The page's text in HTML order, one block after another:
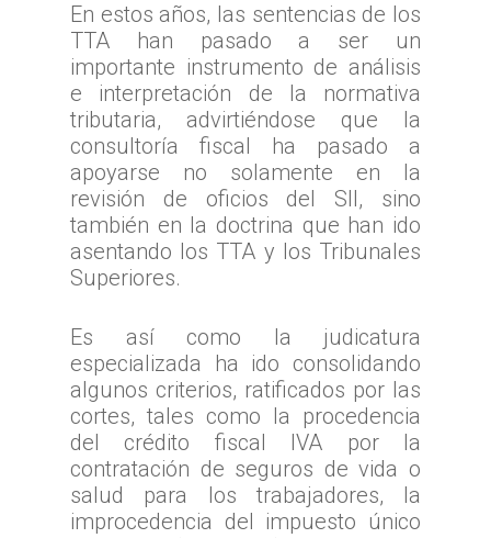
En estos años, las sentencias de los
TTA han pasado a ser un
importante instrumento de análisis
e interpretación de la normativa
tributaria, advirtiéndose que la
consultoría fiscal ha pasado a
apoyarse no solamente en la
revisión de oficios del SII, sino
también en la doctrina que han ido
asentando los TTA y los Tribunales
Superiores.
Es así como la judicatura
especializada ha ido consolidando
algunos criterios, ratificados por las
cortes, tales como la procedencia
del crédito fiscal IVA por la
contratación de seguros de vida o
salud para los trabajadores, la
improcedencia del impuesto único